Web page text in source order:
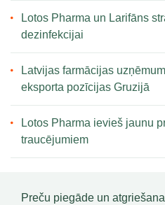
Lotos Pharma un Larifāns
dezinfekcijai
Latvijas farmācijas
eksporta pozīcijas Gruzijā
Lotos Pharma ievieš jaunu
traucējumiem
Preču piegāde un atgriešana